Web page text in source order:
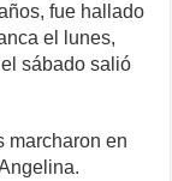
fue hallado
el lunes,
sábado salió
marcharon en